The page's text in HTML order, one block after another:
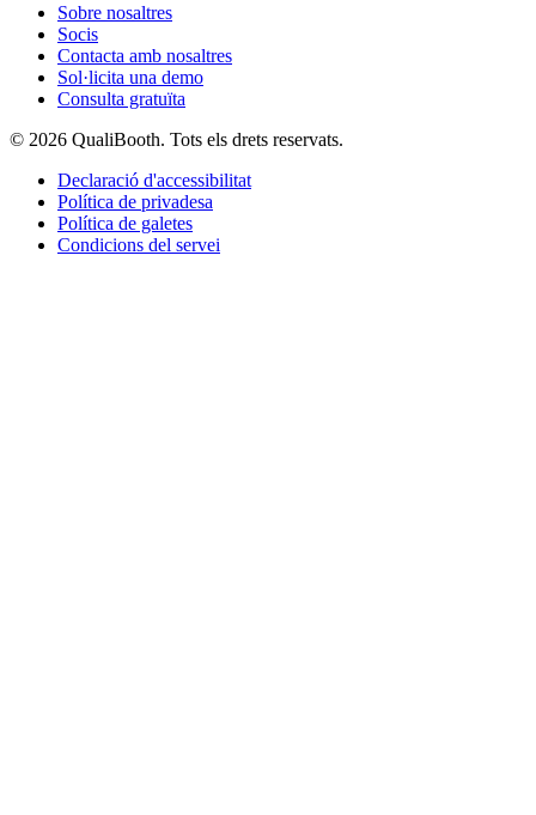
Sobre nosaltres
Socis
Contacta amb nosaltres
Sol·licita una demo
Consulta gratuïta
© 2026 QualiBooth. Tots els drets reservats.
Declaració d'accessibilitat
Política de privadesa
Política de galetes
Condicions del servei